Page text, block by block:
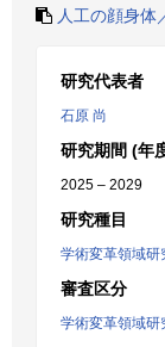
人工の顔身体
研究代表者
石原 尚
研究期間 (年
2025 – 2029
研究種目
学術変革領域研
審査区分
学術変革領域研